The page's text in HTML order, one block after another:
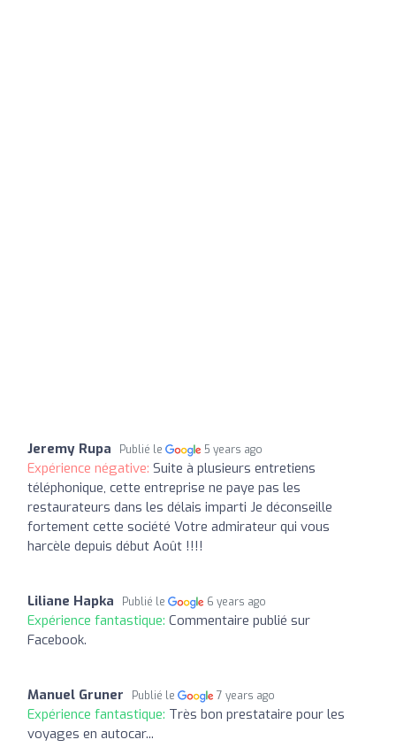
Jeremy Rupa Publié le 5 years ago
Expérience négative: Suite à plusieurs entretiens
téléphonique, cette entreprise ne paye pas les
restaurateurs dans les délais imparti Je déconseille
fortement cette société Votre admirateur qui vous
harcèle depuis début Août !!!!
Liliane Hapka Publié le 6 years ago
Expérience fantastique: Commentaire publié sur
Facebook.
Manuel Gruner Publié le 7 years ago
Expérience fantastique: Très bon prestataire pour les
voyages en autocar...